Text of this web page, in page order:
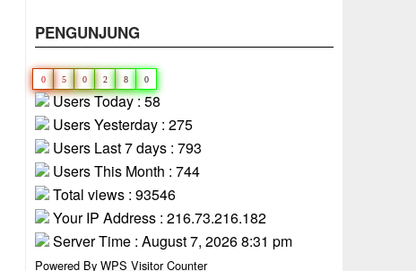
PENGUNJUNG
0 5 0 2 8 0
Users Today : 58
Users Yesterday : 275
Users Last 7 days : 793
Users This Month : 744
Total views : 93546
Your IP Address : 216.73.216.182
Server Time : August 7, 2026 8:31 pm
Powered By WPS Visitor Counter